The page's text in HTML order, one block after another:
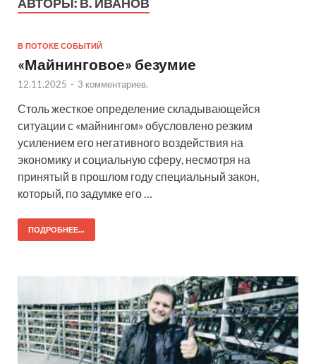
АВТОРЫ: В. ИВАНОВ
В ПОТОКЕ СОБЫТИЙ
«Майнинговое» безумие
12.11.2025 - 3 комментариев.
Столь жесткое определение складывающейся
ситуации с «майнингом» обусловлено резким
усилением его негативного воздействия на
экономику и социальную сферу, несмотря на
принятый в прошлом году специальный закон,
который, по задумке его …
ПОДРОБНЕЕ...